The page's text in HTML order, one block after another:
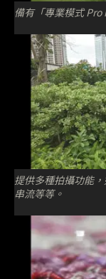
備有「專業模式
提供多種拍攝功能
串流等等。